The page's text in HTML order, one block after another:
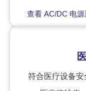
查看 AC/DC 电
符合医疗设备安